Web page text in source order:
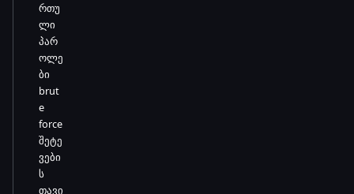
რთუ
ლი
პარ
ოლე
ბი
brut
e
force
შეტე
ვები
ს
თავი